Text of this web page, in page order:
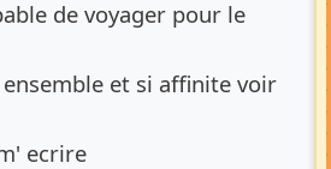
de voyager pour le
et si affinite voir
ecrire